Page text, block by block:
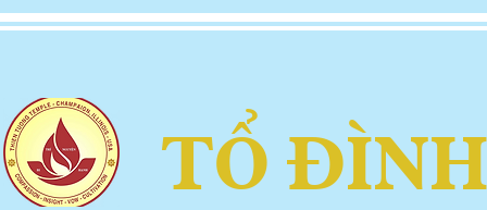
TỔ